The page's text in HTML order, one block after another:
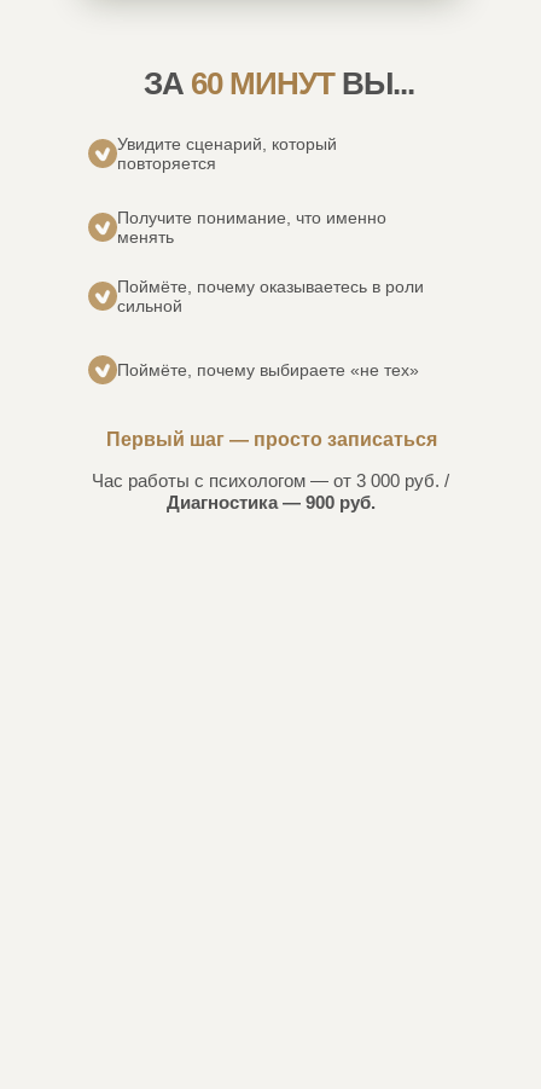
ЗА 60 МИНУТ ВЫ...
Первый шаг — просто записаться
Поймёте, почему выбираете «не тех»
Поймёте, почему оказываетесь в роли
сильной
Получите понимание, что именно
менять
Увидите сценарий, который
повторяется
Час работы с психологом — от 3 000 руб. /
Диагностика — 900 руб.